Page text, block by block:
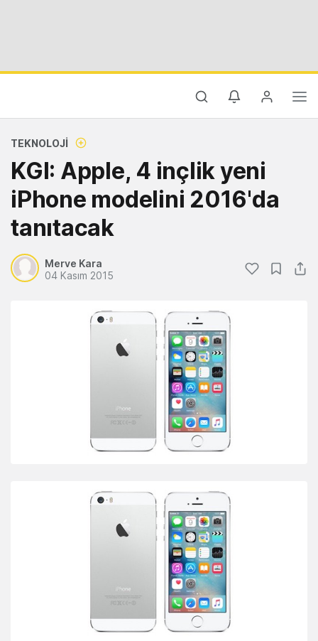
TEKNOLOJI
KGI: Apple, 4 inçlik yeni
iPhone modelini 2016'da
tanıtacak
Merve Kara
04 Kasım 2015